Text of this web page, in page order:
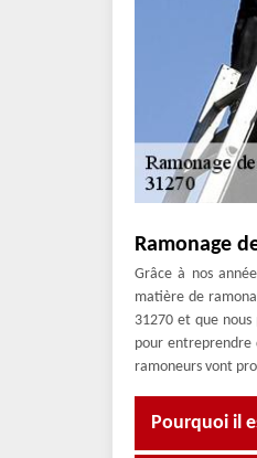
Ramonage
Grâce à nos
matière de
31270 et que
pour entreprendre
ramoneurs vont
Pourquoi il